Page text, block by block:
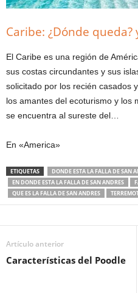
Caribe: ¿Dónde queda?
El Caribe es una región de
sus costas circundantes y sus
solicitado por los recién casados
los amantes del ecoturismo y los
se encuentra al sureste del…
En «America»
ETIQUETAS
DONDE ESTA LA FALLA DE SAN
EN DONDE ESTA LA FALLA DE SAN ANDRES
QUE ES LA FALLA DE SAN ANDRES
Artículo anterior
Características del Poodle